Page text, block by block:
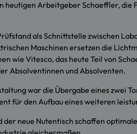
heutigen Arbeitgeber Schaeffler,
als Schnittstelle zwischen
Maschinen ersetzen die
wie Vitesco, das heute Teil von
Absolventinnen und Absolventen.
war die Übergabe eines zwei
für den Aufbau eines weiteren
neue Nutentisch schaffen